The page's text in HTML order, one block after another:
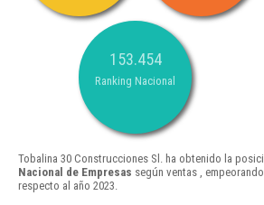
153.454
Ranking Nacional
Tobalina 30 Construcciones Sl. ha obtenido la
Nacional de Empresas según ventas ,
respecto al año 2023.